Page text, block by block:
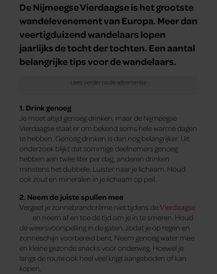
De Nijmeegse Vierdaagse is het grootste
wandelevenement van Europa. Meer dan
veertigduizend wandelaars lopen
jaarlijks de tocht der tochten. Een aantal
belangrijke tips voor de wandelaars.
1. Drink genoeg
Je moet altijd genoeg drinken, maar de Nijmeegse
Vierdaagse staat er om bekend soms hele warme dagen
te hebben. Genoeg drinken is dan nog belangrijker. Uit
onderzoek blijkt dat sommige deelnemers genoeg
hebben aan twee liter per dag, anderen drinken
minstens het dubbele. Luister naar je lichaam. Houd
ook zout en mineralen in je lichaam op peil.
2. Neem de juiste spullen mee
Vergeet je zonnebrandcrème niet tijdens deVierdaagse
en neem af en toe de tijd om je in te smeren. Houd
de weersvoorspelling in de gaten, zodat je op regen en
zonneschijn voorbereid bent. Neem genoeg water mee
en kleine gezonde snacks voor onderweg. Hoewel je
langs de route ook heel veel krijgt aangeboden of kan
kopen.